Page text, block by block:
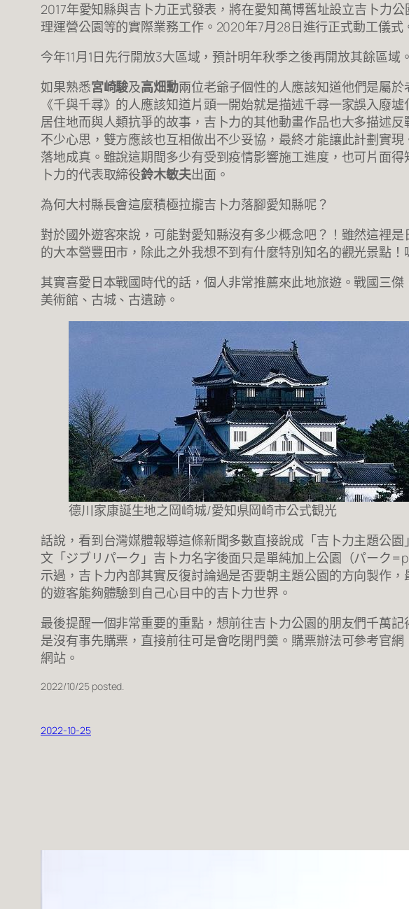
2017年愛知縣與吉卜力正式發表，將在愛知萬博舊址設立吉卜力
理運營公園等的實際業務工作。2020年7月28日進行正式動工儀式
今年11月1日先行開放3大區域，預計明年秋季之後再開放其餘區
如果熟悉宮崎駿及高畑勳兩位老爺子個性的人應該知道他們是屬
《千與千尋》的人應該知道片頭一開始就是描述千尋一家誤入廢
居住地而與人類抗爭的故事，吉卜力的其他動畫作品也大多描述
不少心思，雙方應該也互相做出不少妥協，最終才能讓此計劃實
落地成真。雖說這期間多少有受到疫情影響施工進度，也可片面
卜力的代表取締役鈴木敏夫出面。
為何大村縣長會這麼積極拉攏吉卜力落腳愛知縣呢？
對於國外遊客來說，可能對愛知縣沒有多少概念吧？！雖然這裡
的大本營豐田市，除此之外我想不到有什麼特別知名的觀光景點
其實喜愛日本戰國時代的話，個人非常推薦來此地旅遊。戰國三
美術館、古城、古遺跡。
德川家康誕生地之岡崎城/愛知県岡崎市公式観光
話說，看到台灣媒體報導這條新聞多數直接說成「吉卜力主題公
文「ジブリパーク」吉卜力名字後面只是單純加上公園（パーク
示過，吉卜力內部其實反復討論過是否要朝主題公園的方向製作
的遊客能夠體驗到自己心目中的吉卜力世界。
最後提醒一個非常重要的重點，想前往吉卜力公園的朋友們千萬
是沒有事先購票，直接前往可是會吃閉門羹。購票辦法可參考官網
網站。
2022/10/25 posted.
2022-10-25